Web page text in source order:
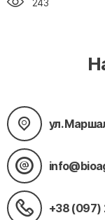
ул.
+38 (097)